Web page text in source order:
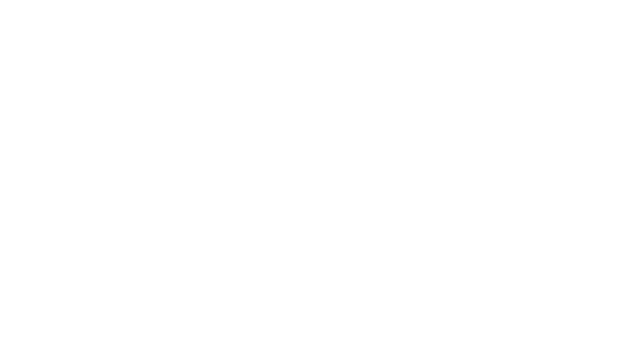
casa;
no seu servidor;
e não um valor único de contrato, a primeira parcela será paga pelo site Contabil Store e demais por contato
com o contrato assinado pré contratação.
paga pelo site Contabil Store não irá ser aplicado nas demais mensalidades. As demais mensalidades